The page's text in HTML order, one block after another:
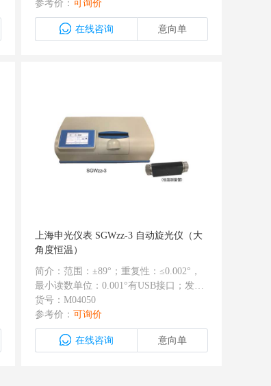
有RS232接口，保存三次复测数据并计算
平均值
参考价： 可询价
在线咨询 意向单
上海申光仪表 SGWzz-3 自动旋光仪（大
角度恒温）
简介：范围：±89°；重复性：≤0.002°，
最小读数单位：0.001°有USB接口；发光
二极管加滤光片代替钠光灯，终身不用换
灯；可测试比旋度，旋光度，糖度；可自
动复测6次并计算平均值和均方根；试样
槽采用隔温设计，有温度显示，带恒温控
货号：M04050
参考价： 可询价
在线咨询 意向单